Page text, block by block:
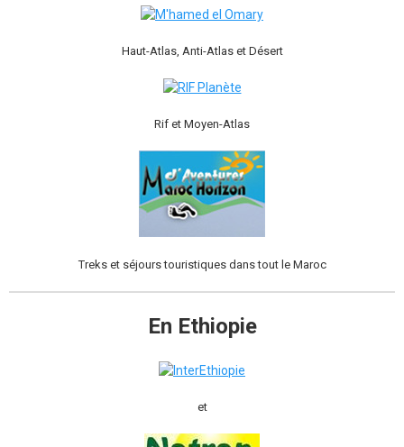
Haut-Atlas, Anti-Atlas et Désert
Rif et Moyen-Atlas
Treks et séjours touristiques dans tout le Maroc
En Ethiopie
et